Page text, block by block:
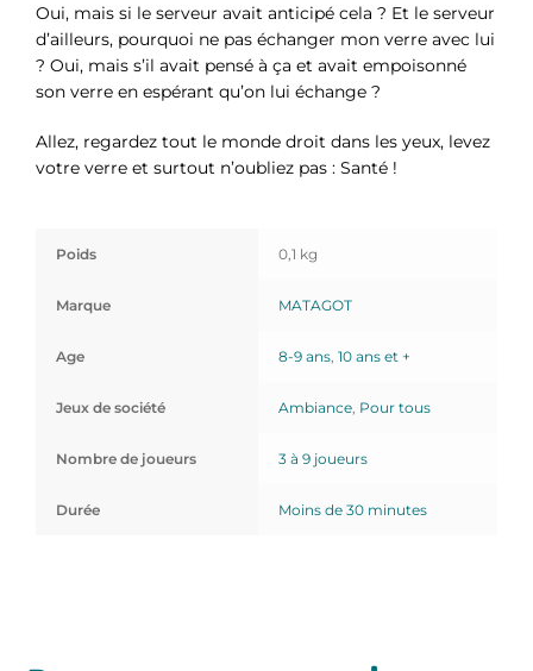
Oui, mais si le serveur avait anticipé cela ? Et le serveur
d’ailleurs, pourquoi ne pas échanger mon verre avec lui
? Oui, mais s’il avait pensé à ça et avait empoisonné
son verre en espérant qu’on lui échange ?
Allez, regardez tout le monde droit dans les yeux, levez
votre verre et surtout n’oubliez pas : Santé !
Poids 0,1 kg
Marque MATAGOT
Age 8-9 ans, 10 ans et +
Jeux de société Ambiance, Pour tous
Nombre de joueurs 3 à 9 joueurs
Durée Moins de 30 minutes